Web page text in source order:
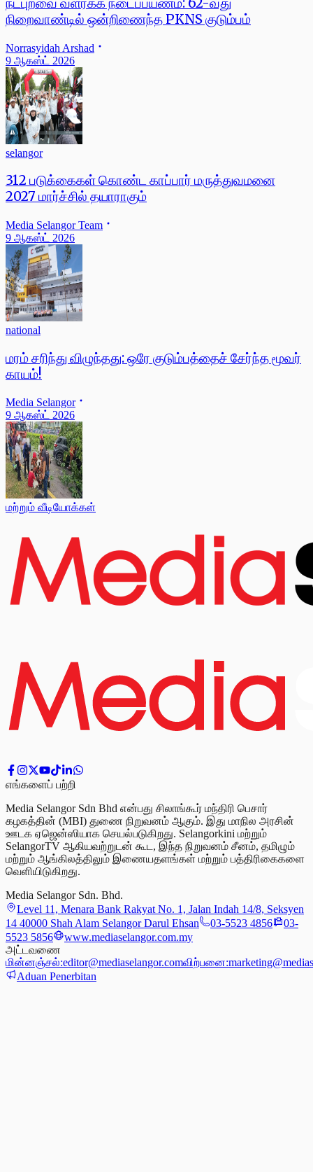
நிறைவாண்டில் ஒன்றிணைந்த PKNS குடும்பம்
Norrasyidah Arshad
9 ஆகஸ்ட் 2026
selangor
312 படுக்கைகள் கொண்ட காப்பார் மருத்துவமனை
2027 மார்ச்சில் தயாராகும்
Media Selangor Team
9 ஆகஸ்ட் 2026
national
மரம் சரிந்து விழுந்தது: ஒரே குடும்பத்தைச் சேர்ந்த மூவர்
காயம்!
Media Selangor
9 ஆகஸ்ட் 2026
மற்றும் வீடியோக்கள்
எங்களைப் பற்றி
Media Selangor Sdn Bhd என்பது சிலாங்கூர் மந்திரி பெசார்
கழகத்தின் (MBI) துணை நிறுவனம் ஆகும். இது மாநில அரசின்
ஊடக ஏஜென்ஸியாக செயல்படுகிறது. Selangorkini மற்றும்
SelangorTV ஆகியவற்றுடன் கூட, இந்த நிறுவனம் சீனம், தமிழும்
மற்றும் ஆங்கிலத்திலும் இணையதளங்கள் மற்றும் பத்திரிகைகளை
வெளியிடுகிறது.
Media Selangor Sdn. Bhd.
Level 11, Menara Bank Rakyat No. 1, Jalan Indah 14/8, Seksyen
14 40000 Shah Alam Selangor Darul Ehsan
03-5523 4856
03-
5523 5856
www.mediaselangor.com.my
அட்டவணை
மின்னஞ்சல்:editor@mediaselangor.comவிற்பனை:
Aduan Penerbitan